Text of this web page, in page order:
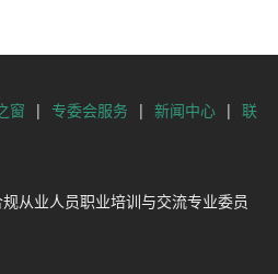
窗 | 专委会服务 | 新闻中心 | 联
从业人员职业培训与交流专业委员